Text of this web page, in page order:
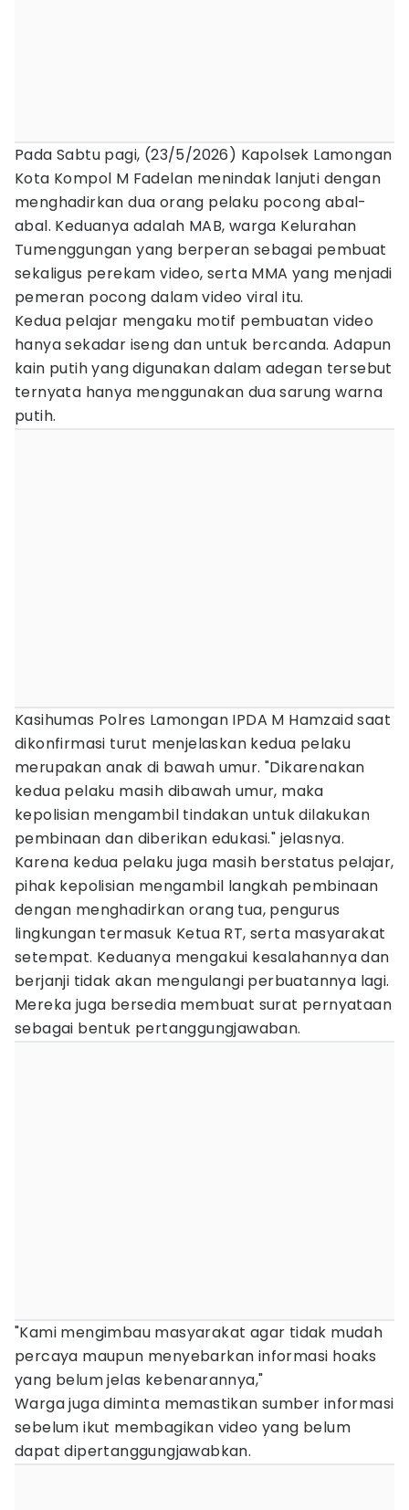
Pada Sabtu pagi, (23/5/2026) Kapolsek Lamongan
Kota Kompol M Fadelan menindak lanjuti dengan
menghadirkan dua orang pelaku pocong abal-
abal. Keduanya adalah MAB, warga Kelurahan
Tumenggungan yang berperan sebagai pembuat
sekaligus perekam video, serta MMA yang menjadi
pemeran pocong dalam video viral itu.
Kedua pelajar mengaku motif pembuatan video
hanya sekadar iseng dan untuk bercanda. Adapun
kain putih yang digunakan dalam adegan tersebut
ternyata hanya menggunakan dua sarung warna
putih.
Kasihumas Polres Lamongan IPDA M Hamzaid saat
dikonfirmasi turut menjelaskan kedua pelaku
merupakan anak di bawah umur. "Dikarenakan
kedua pelaku masih dibawah umur, maka
kepolisian mengambil tindakan untuk dilakukan
pembinaan dan diberikan edukasi." jelasnya.
Karena kedua pelaku juga masih berstatus pelajar,
pihak kepolisian mengambil langkah pembinaan
dengan menghadirkan orang tua, pengurus
lingkungan termasuk Ketua RT, serta masyarakat
setempat. Keduanya mengakui kesalahannya dan
berjanji tidak akan mengulangi perbuatannya lagi.
Mereka juga bersedia membuat surat pernyataan
sebagai bentuk pertanggungjawaban.
"Kami mengimbau masyarakat agar tidak mudah
percaya maupun menyebarkan informasi hoaks
yang belum jelas kebenarannya,"
Warga juga diminta memastikan sumber informasi
sebelum ikut membagikan video yang belum
dapat dipertanggungjawabkan.